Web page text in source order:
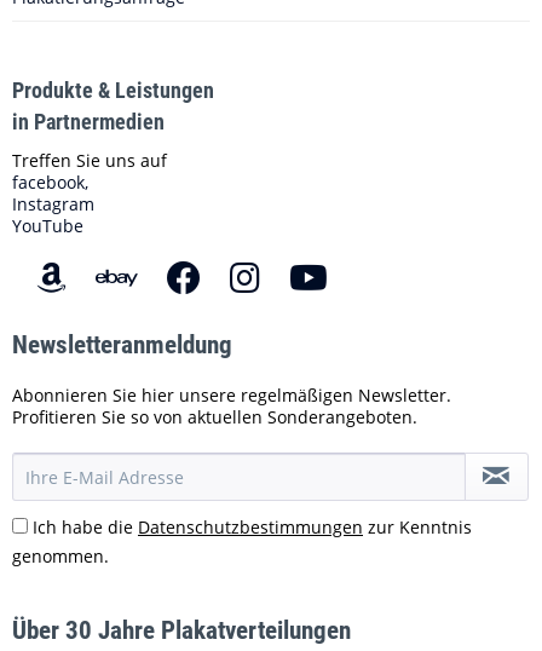
Produkte & Leistungen
in Partnermedien
Treffen Sie uns auf
facebook,
Instagram
YouTube
Newsletteranmeldung
Abonnieren Sie hier unsere regelmäßigen Newsletter.
Profitieren Sie so von aktuellen Sonderangeboten.
Ich habe die Datenschutzbestimmungen zur Kenntnis
genommen.
Über 30 Jahre Plakatverteilungen